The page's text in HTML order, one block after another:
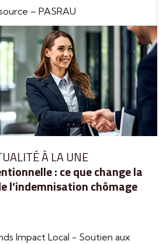
– PASRAU
À LA UNE
: ce que change la
l’indemnisation chômage
Impact Local - Soutien aux